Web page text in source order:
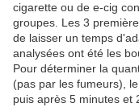
cigarette ou de e-cig
groupes. Les 3
de laisser un temps
analysées ont été les
Pour déterminer la
(pas par les fumeurs),
puis après 5 minutes et